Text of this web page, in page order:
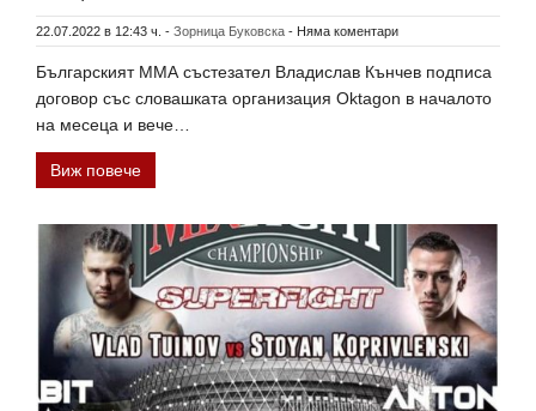
22.07.2022 в 12:43 ч. - Зорница Буковска - Няма коментари
Българският ММА състезател Владислав Кънчев подписа
договор със словашката организация Oktagon в началото
на месеца и вече…
Виж повече